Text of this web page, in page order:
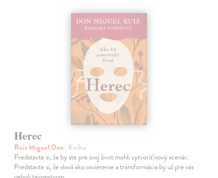
Herec
Ruiz Miguel Don | Kniha
Predstavte si, že by ste pre svoj život mohli vytvoriť nový scenár.
Predstavte si, že slová ako osvietenie a transformácia by už pre vás